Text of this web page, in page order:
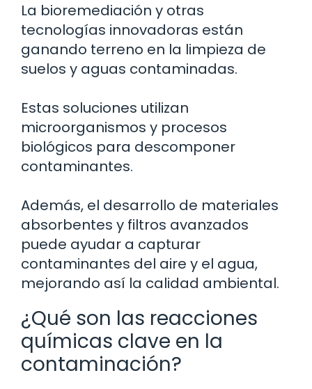
La bioremediación y otras
tecnologías innovadoras están
ganando terreno en la limpieza de
suelos y aguas contaminadas.
Estas soluciones utilizan
microorganismos y procesos
biológicos para descomponer
contaminantes.
Además, el desarrollo de materiales
absorbentes y filtros avanzados
puede ayudar a capturar
contaminantes del aire y el agua,
mejorando así la calidad ambiental.
¿Qué son las reacciones
químicas clave en la
contaminación?